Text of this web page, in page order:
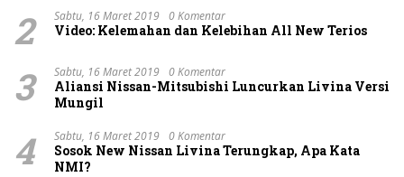
2 Sabtu, 16 Maret 2019 0 Komentar
Video: Kelemahan dan Kelebihan All New Terios
3 Sabtu, 16 Maret 2019 0 Komentar
Aliansi Nissan-Mitsubishi Luncurkan Livina Versi
Mungil
4 Sabtu, 16 Maret 2019 0 Komentar
Sosok New Nissan Livina Terungkap, Apa Kata
NMI?